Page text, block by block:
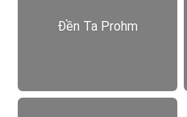
Đền Ta Prohm